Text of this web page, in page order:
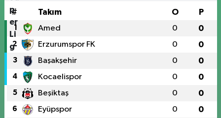
# Takım O P
1 Amed 0 0
2 Erzurumspor FK 0 0
3 Başakşehir 0 0
4 Kocaelispor 0 0
5 Beşiktaş 0 0
6 Eyüpspor 0 0